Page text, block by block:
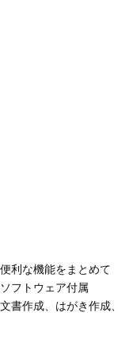
便利な機能をまとめて
ソフトウェア付属
文書作成、はがき作成